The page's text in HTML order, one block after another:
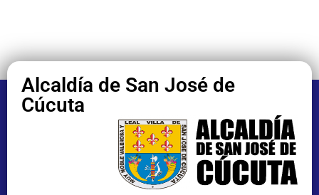
Alcaldía de San José de
Cúcuta